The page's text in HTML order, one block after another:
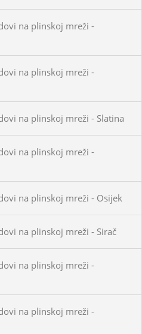
na plinskoj mreži -
na plinskoj mreži -
na plinskoj mreži - Slatina
na plinskoj mreži -
na plinskoj mreži - Osijek
na plinskoj mreži - Sirač
na plinskoj mreži -
na plinskoj mreži -